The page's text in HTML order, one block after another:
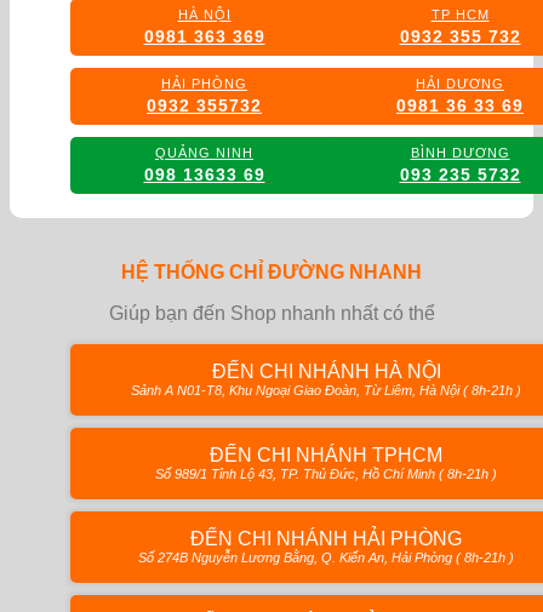
HÀ NỘI
0981 363 369
TP HCM
0932 355 732
HẢI PHÒNG
0932 355732
HẢI DƯƠNG
0981 36 33 69
QUẢNG NINH
098 13633 69
BÌNH DƯƠNG
093 235 5732
HỆ THỐNG CHỈ ĐƯỜNG NHANH
Giúp bạn đến Shop nhanh nhất có thể
ĐẾN CHI NHÁNH HÀ NỘI
Sảnh A N01-T8, Khu Ngoại Giao Đoàn, Từ Liêm, Hà Nội ( 8h-21h )
ĐẾN CHI NHÁNH TPHCM
Số 989/1 Tỉnh Lộ 43, TP. Thủ Đức, Hồ Chí Minh ( 8h-21h )
ĐẾN CHI NHÁNH HẢI PHÒNG
Số 274B Nguyễn Lương Bằng, Q. Kiến An, Hải Phòng ( 8h-21h )